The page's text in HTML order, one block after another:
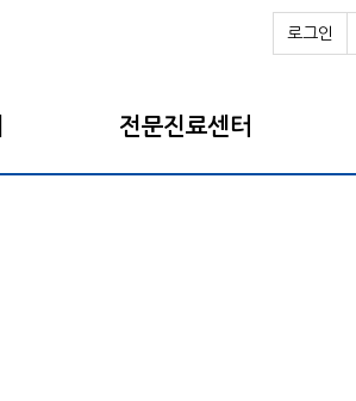
로그인
전문진료센터